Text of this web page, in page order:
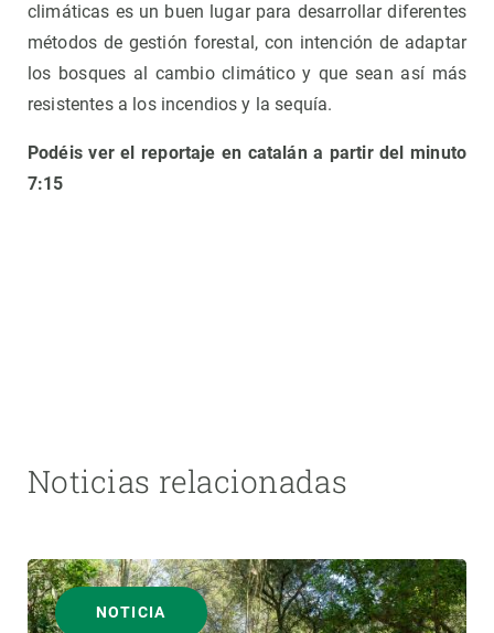
climáticas es un buen lugar para desarrollar diferentes
métodos de gestión forestal, con intención de adaptar
los bosques al cambio climático y que sean así más
resistentes a los incendios y la sequía.
Podéis ver el reportaje en catalán a partir del minuto
7:15
Noticias relacionadas
NOTICIA